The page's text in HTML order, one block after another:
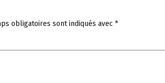
obligatoires sont indiqués avec *